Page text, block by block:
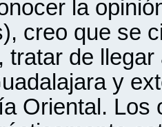
la
creo que se
tratar de
y
Oriental. Los